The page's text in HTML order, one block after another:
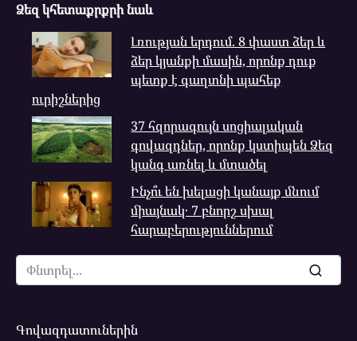
Ձեզ կհետաքրքրի նաև
Լռության երդում. 8 փաստ ձեր և
ձեր կյանքի մասին, որոնք դուք
պետք է գաղտնի պահեք
ուրիշներից
37 հզորագույն սոցիալական
գովազդներ, որոնք կստիպեն Ձեզ
կանգ առնել և մտածել
Ինչո՞ւ են խելացի կանայք մնում
միայնակ․ 7 բնորշ սխալ
հարաբերություններում
Search
for:
Գովազդատուներին